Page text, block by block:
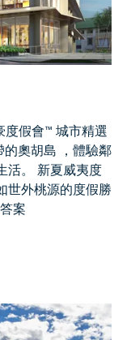
假會™ 城市精選
的奧胡島 ，體驗鄰
活。 新夏威夷度
世外桃源的度假勝
案